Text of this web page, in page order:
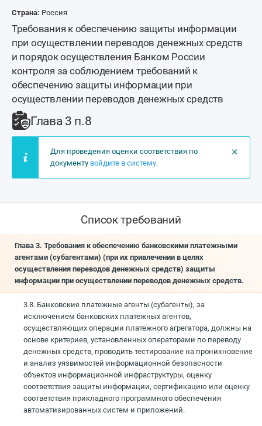
Страна: Россия
Требования к обеспечению защиты информации
при осуществлении переводов денежных средств
и порядок осуществления Банком России
контроля за соблюдением требований к
обеспечению защиты информации при
осуществлении переводов денежных средств
Глава 3 п.8
×
Для проведения оценки соответствия по
документу войдите в систему.
Список требований
Глава 3. Требования к обеспечению банковскими платежными
агентами (субагентами) (при их привлечении в целях
осуществления переводов денежных средств) защиты
информации при осуществлении переводов денежных средств.
3.8. Банковские платежные агенты (субагенты), за
исключением банковских платежных агентов,
осуществляющих операции платежного агрегатора, должны на
основе критериев, установленных операторами по переводу
денежных средств, проводить тестирование на проникновение
и анализ уязвимостей информационной безопасности
объектов информационной инфраструктуры, оценку
соответствия защиты информации, сертификацию или оценку
соответствия прикладного программного обеспечения
автоматизированных систем и приложений.